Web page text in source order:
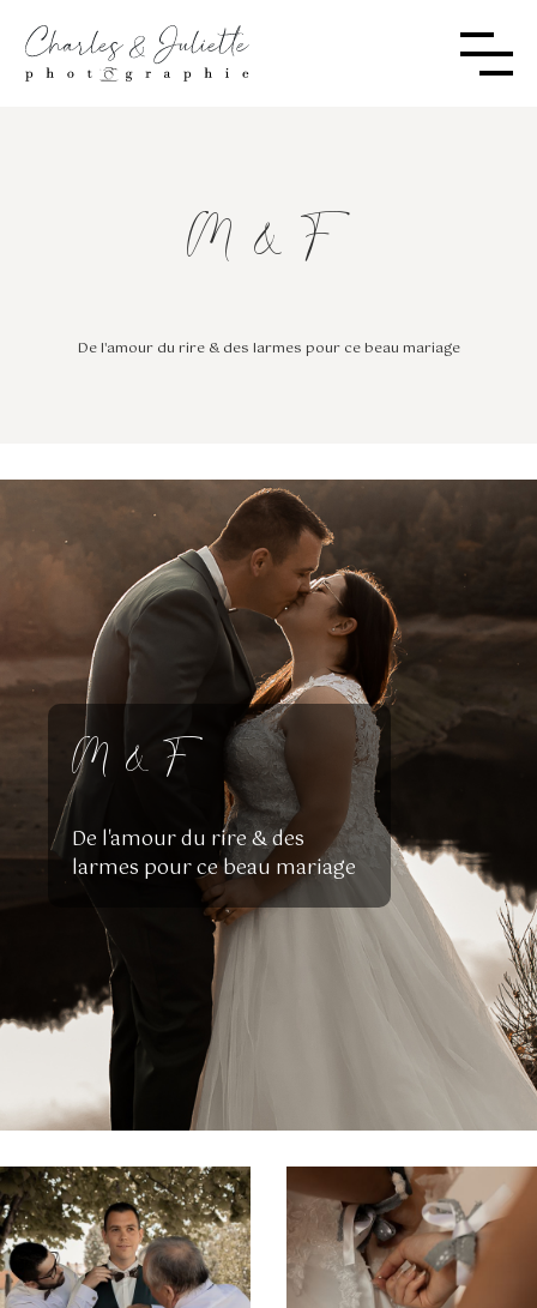
M & F
De l'amour du rire & des larmes pour ce beau mariage
M & F
De l'amour du rire & des
larmes pour ce beau mariage